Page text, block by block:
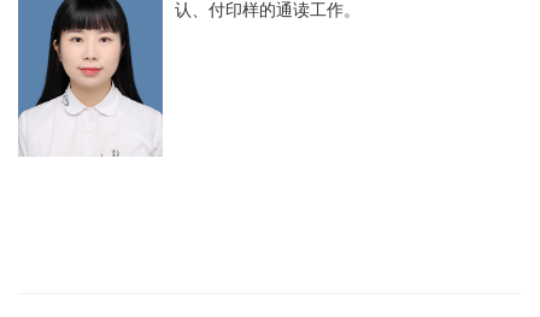
认、付印样的通读工作。